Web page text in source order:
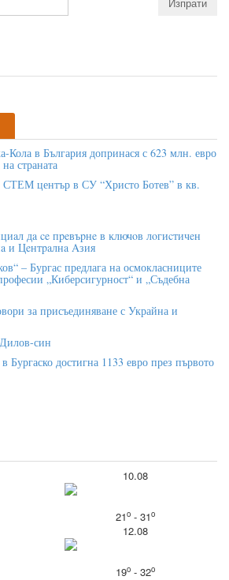
10.08
21o- 31o
12.08
19o- 32o
Кола в България допринася с 623 млн. евро
страната
СТЕМ център в СУ “Христо Ботев” в кв.
дa ce пpeвъpнe в ĸлючoв лoгиcтичeн
и Цeнтpaлнa Aзия
– Бургас предлага на осмокласниците
„Киберсигурност“ и „Съдебна
за присъединяване с Украйна и
син
Бургаско достигна 1133 евро през първото